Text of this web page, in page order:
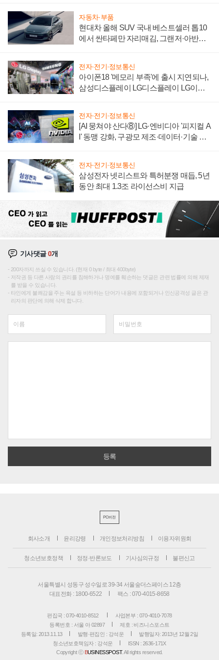
자동차·부품
현대차 올해 SUV 국내 베스트셀러 톱10
에서 싼타페만 자리매김, 그랜저·아반떼
전자·전기·정보통신
아이폰18 '메모리 부족'에 출시 지연되나,
삼성디스플레이 LG디스플레이 LG이노
전자·전기·정보통신
[AI 뭉쳐야 산다⑧] LG·엔비디아 '피지컬 A
I' 동맹 강화, 구광모 제조·데이터·기술 결
전자·전기·정보통신
삼성전자 넷리스트와 특허분쟁 매듭, 5년
동안 최대 1.3조 라이선스비 지급
기사댓글0개
200자까지 쓰실 수 있습니다. (현재 0 byte / 최대 400byte)
저작권 등 다른 사람의 권리를 침해하거나 명예를 훼손하는 댓글은 관련 법률에 의해 제재
를 받을 수 있습니다.
타인에게 불쾌감을 주는 욕설 등 비하하는 단어가 내용에 포함되거나 인신공격성 글은 관
리자의 판단에 의해 삭제 합니다.
PC버전
회사소개 윤리강령 개인정보처리방침 이용자위원회
청소년보호정책 정정·반론보도 기사심의규정 불편신고
서울특별시 성동구 성수일로 39-34 서울숲더스페이스 12층
대표전화 : 1800-6522
팩스 : 070-4015-8658
편집국 : 070-4010-8512
사업본부 : 070-4010-7078
등록번호 : 서울 아 02897
제호 : 비즈니스포스트
등록일: 2013.11.13
발행·편집인 : 강석운
발행일자: 2013년 12월 2일
청소년보호책임자 : 강석운
ISSN : 2636-171X
Copyright ⓒ BUSINESSPOST. All rights reserved.